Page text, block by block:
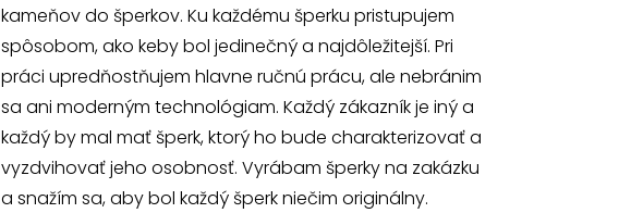
kameňov do šperkov. Ku každému šperku pristupujem
spôsobom, ako keby bol jedinečný a najdôležitejší. Pri
práci upredňostňujem hlavne ručnú prácu, ale nebránim
sa ani moderným technológiam. Každý zákazník je iný a
každý by mal mať šperk, ktorý ho bude charakterizovať a
vyzdvihovať jeho osobnosť. Vyrábam šperky na zakázku
a snažím sa, aby bol každý šperk niečim originálny.